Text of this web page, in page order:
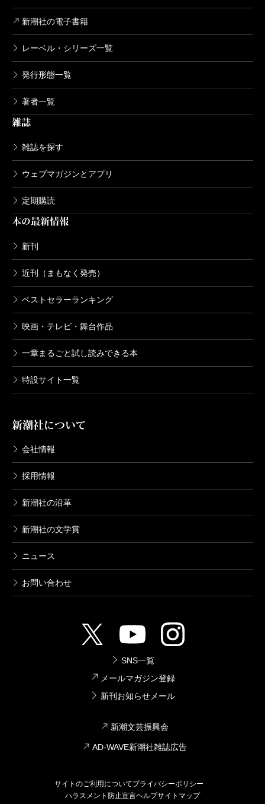
新潮社の電子書籍
レーベル・シリーズ一覧
発行形態一覧
著者一覧
雑誌
雑誌を探す
ウェブマガジンとアプリ
定期購読
本の最新情報
新刊
近刊（まもなく発売）
ベストセラーランキング
映画・テレビ・舞台作品
一章まるごと試し読みできる本
特設サイト一覧
新潮社について
会社情報
採用情報
新潮社の沿革
新潮社の文学賞
ニュース
お問い合わせ
SNS一覧
メールマガジン登録
新刊お知らせメール
新潮文芸振興会
AD-WAVE新潮社雑誌広告
サイトのご利用についてプライバシーポリシー
ハラスメント防止宣言ヘルプサイトマップ